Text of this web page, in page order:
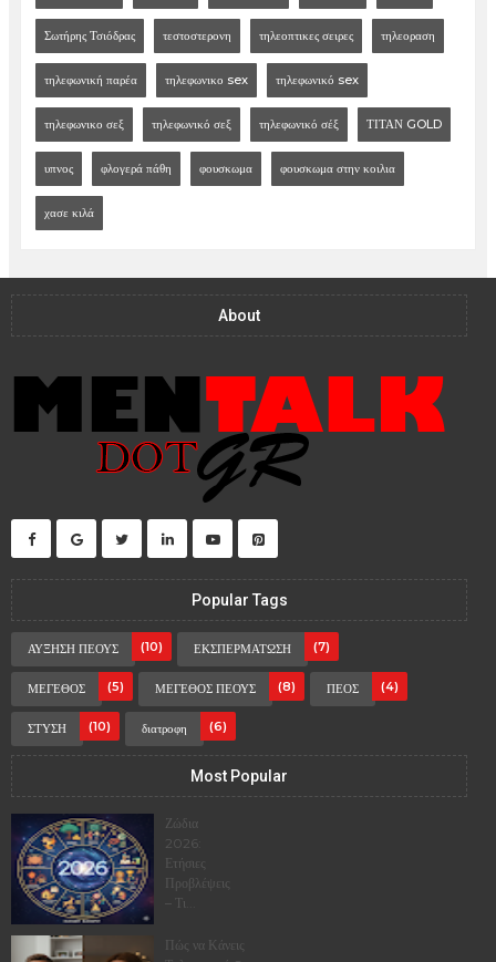
Σωτήρης Τσιόδρας τεστοστερονη τηλεοπτικες σειρες τηλεοραση
τηλεφωνική παρέα τηλεφωνικο sex τηλεφωνικό sex
τηλεφωνικο σεξ τηλεφωνικό σεξ τηλεφωνικό σέξ ΤΙΤΑΝ GOLD
υπνος φλογερά πάθη φουσκωμα φουσκωμα στην κοιλια
χασε κιλά
About
Popular Tags
ΑΥΞΗΣΗ ΠΕΟΥΣ (10) ΕΚΣΠΕΡΜΑΤΩΣΗ (7)
ΜΕΓΕΘΟΣ (5) ΜΕΓΕΘΟΣ ΠΕΟΥΣ (8) ΠΕΟΣ (4)
ΣΤΥΣΗ (10) διατροφη (6)
Most Popular
Ζώδια
2026:
Ετήσιες
Προβλέψεις
– Τι...
Πώς να Κάνεις